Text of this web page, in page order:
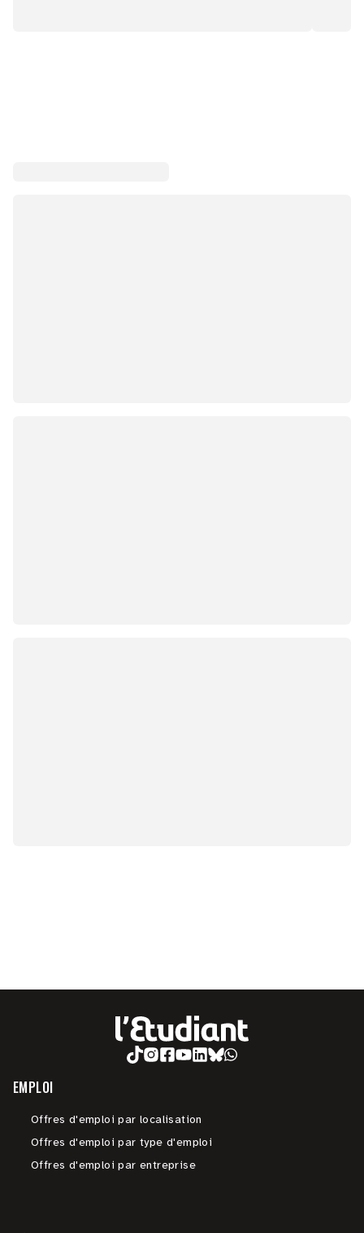
EMPLOI
Offres d'emploi par localisation
Offres d'emploi par type d'emploi
Offres d'emploi par entreprise